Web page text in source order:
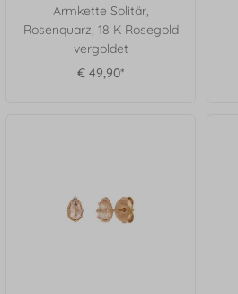
Armkette Solitär,
Rosenquarz, 18 K Rosegold
vergoldet
€ 49,90*